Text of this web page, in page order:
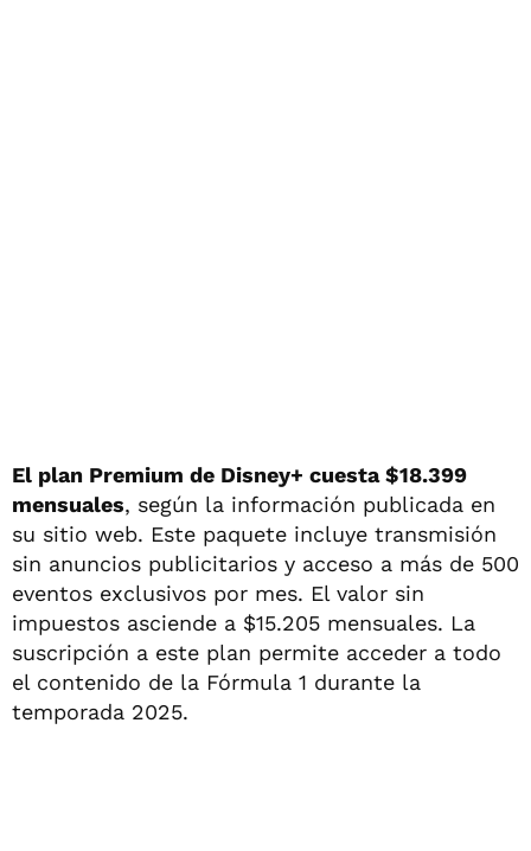
El plan Premium de Disney+ cuesta $18.399
mensuales, según la información publicada en
su sitio web. Este paquete incluye transmisión
sin anuncios publicitarios y acceso a más de 500
eventos exclusivos por mes. El valor sin
impuestos asciende a $15.205 mensuales. La
suscripción a este plan permite acceder a todo
el contenido de la Fórmula 1 durante la
temporada 2025.